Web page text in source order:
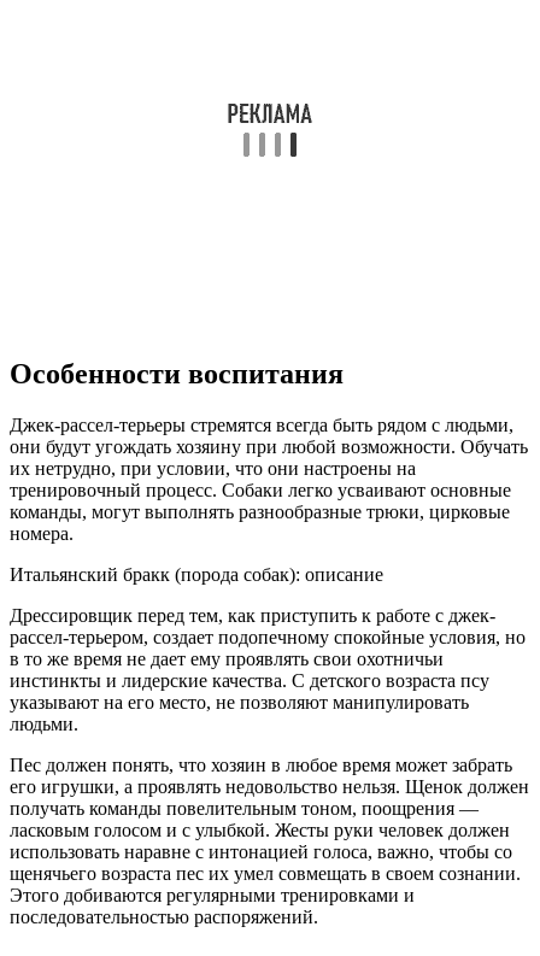
Особенности воспитания
Джек-рассел-терьеры стремятся всегда быть рядом с людьми,
они будут угождать хозяину при любой возможности. Обучать
их нетрудно, при условии, что они настроены на
тренировочный процесс. Собаки легко усваивают основные
команды, могут выполнять разнообразные трюки, цирковые
номера.
Итальянский бракк (порода собак): описание
Дрессировщик перед тем, как приступить к работе с джек-
рассел-терьером, создает подопечному спокойные условия, но
в то же время не дает ему проявлять свои охотничьи
инстинкты и лидерские качества. С детского возраста псу
указывают на его место, не позволяют манипулировать
людьми.
Пес должен понять, что хозяин в любое время может забрать
его игрушки, а проявлять недовольство нельзя. Щенок должен
получать команды повелительным тоном, поощрения —
ласковым голосом и с улыбкой. Жесты руки человек должен
использовать наравне с интонацией голоса, важно, чтобы со
щенячьего возраста пес их умел совмещать в своем сознании.
Этого добиваются регулярными тренировками и
последовательностью распоряжений.